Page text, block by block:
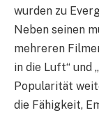
wurden zu
Neben seinen
mehreren
in die Luft“ und
Popularität
die Fähigkeit,